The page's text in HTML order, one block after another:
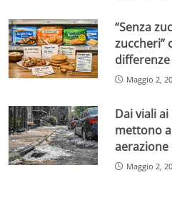
“Senza
zuccheri”
Maggio 2,
Dai viali
mettono
aerazione
Maggio 2,